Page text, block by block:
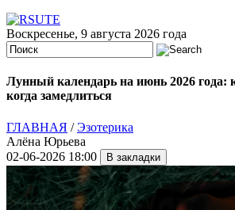
Воскресенье, 9 августа 2026 года
Лунный календарь на июнь 2026 года:
когда замедлиться
ГЛАВНАЯ /Эзотерика
Алёна Юрьева
02-06-2026 18:00